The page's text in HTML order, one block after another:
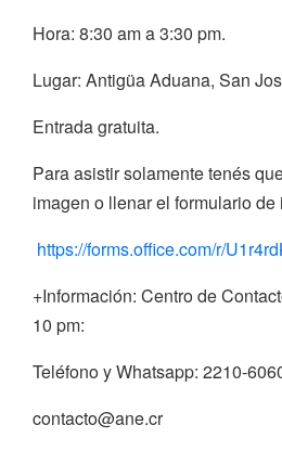
Hora: 8:30 am a 3:30 pm.
Lugar: Antigüa Aduana, San
Entrada gratuita.
Para asistir solamente tenés
imagen o llenar el formulario
https://forms.office.com/r/
+Información: Centro de
10 pm:
Teléfono y Whatsapp: 2210-
contacto@ane.cr